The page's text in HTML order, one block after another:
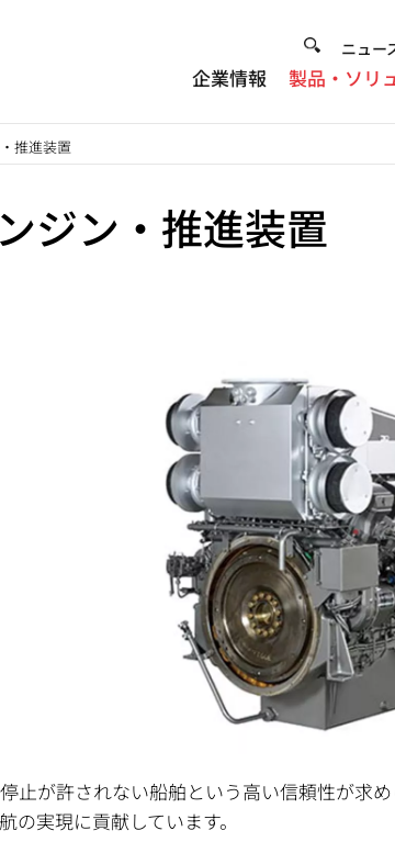
ニュー
企業情報 製品・ソリ
推進装置
ジン・推進装置
止が許されない船舶という高い信頼性が求
の実現に貢献しています。